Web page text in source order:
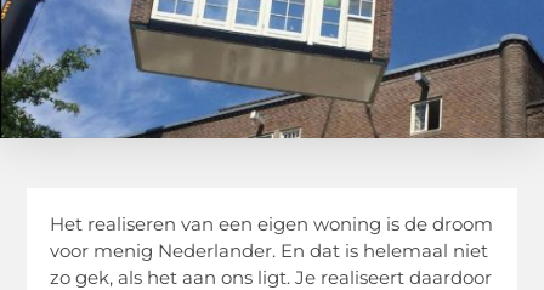
Het realiseren van een eigen woning is de droom
voor menig Nederlander. En dat is helemaal niet
zo gek, als het aan ons ligt. Je realiseert daardoor